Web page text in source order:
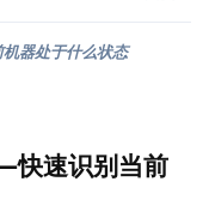
器处于什么状态
快速识别当前